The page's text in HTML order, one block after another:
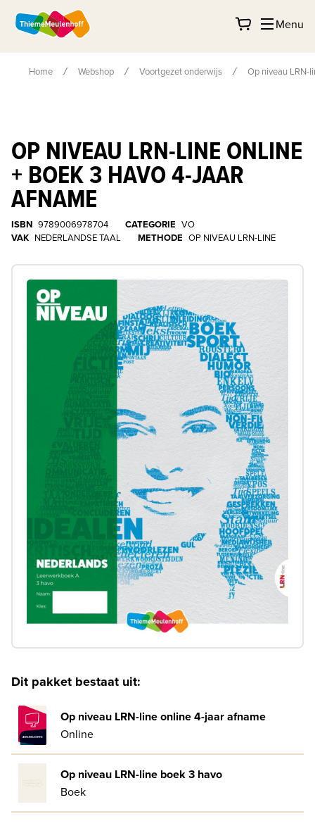
Menu
Home Webshop Voortgezet onderwijs Op niveau LRN-
OP NIVEAU LRN-LINE ONLINE
+ BOEK 3 HAVO 4-JAAR
AFNAME
ISBN 9789006978704 CATEGORIE VO
VAK NEDERLANDSE TAAL METHODE OP NIVEAU LRN-LINE
Dit pakket bestaat uit:
Op niveau LRN-line online 4-jaar afname
Online
Op niveau LRN-line boek 3 havo
Boek